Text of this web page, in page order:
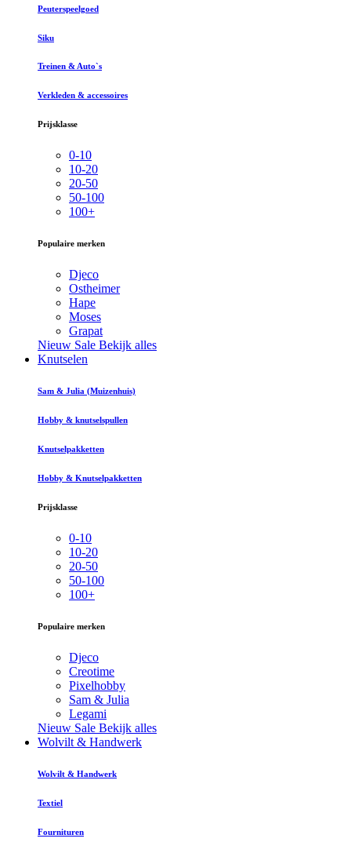
Peuterspeelgoed
Siku
Treinen & Auto`s
Verkleden & accessoires
Prijsklasse
0-10
10-20
20-50
50-100
100+
Populaire merken
Djeco
Ostheimer
Hape
Moses
Grapat
Nieuw Sale Bekijk alles
Knutselen
Sam & Julia (Muizenhuis)
Hobby & knutselspullen
Knutselpakketten
Hobby & Knutselpakketten
Prijsklasse
0-10
10-20
20-50
50-100
100+
Populaire merken
Djeco
Creotime
Pixelhobby
Sam & Julia
Legami
Nieuw Sale Bekijk alles
Wolvilt & Handwerk
Wolvilt & Handwerk
Textiel
Fournituren